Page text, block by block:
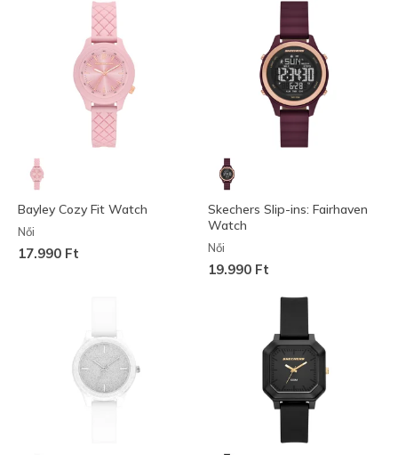
Bayley Cozy Fit Watch
Női
17.990 Ft
Skechers Slip-ins: Fairhaven
Watch
Női
19.990 Ft